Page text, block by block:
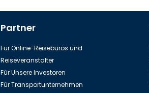
Partner
Für Online-Reisebüros und
Reiseveranstalter
Für Unsere Investoren
Für Transportunternehmen